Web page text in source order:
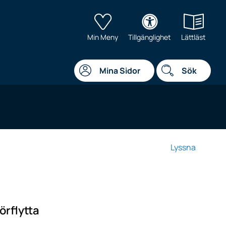
Min Meny Tillgänglighet Lättläst
Mina Sidor Sök
Lyssna